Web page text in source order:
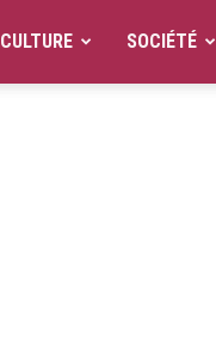
CULTURE SOCIÉTÉ